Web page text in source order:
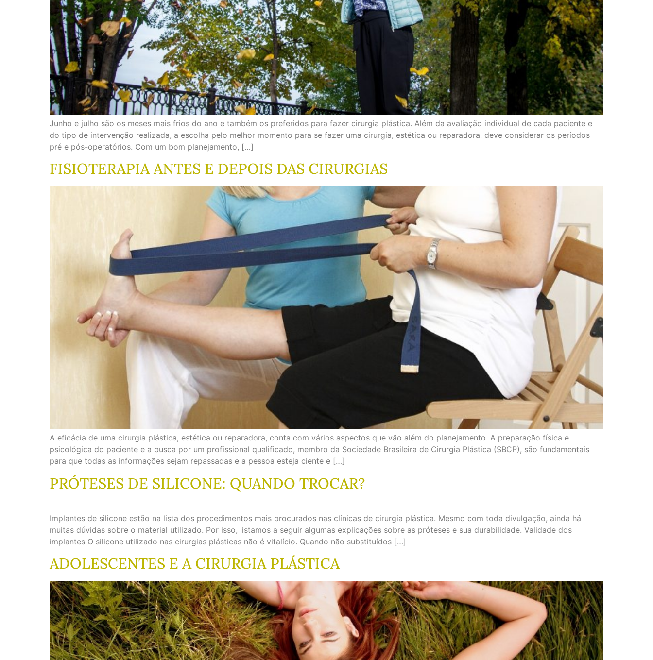
Junho e julho são os meses mais frios do ano e também os preferidos para fazer cirurgia plástica. Além da avaliação individual de cada paciente e
do tipo de intervenção realizada, a escolha pelo melhor momento para se fazer uma cirurgia, estética ou reparadora, deve considerar os períodos
pré e pós-operatórios. Com um bom planejamento, […]
FISIOTERAPIA ANTES E DEPOIS DAS CIRURGIAS
A eficácia de uma cirurgia plástica, estética ou reparadora, conta com vários aspectos que vão além do planejamento. A preparação física e
psicológica do paciente e a busca por um profissional qualificado, membro da Sociedade Brasileira de Cirurgia Plástica (SBCP), são fundamentais
para que todas as informações sejam repassadas e a pessoa esteja ciente e […]
PRÓTESES DE SILICONE: QUANDO TROCAR?
Implantes de silicone estão na lista dos procedimentos mais procurados nas clínicas de cirurgia plástica. Mesmo com toda divulgação, ainda há
muitas dúvidas sobre o material utilizado. Por isso, listamos a seguir algumas explicações sobre as próteses e sua durabilidade. Validade dos
implantes O silicone utilizado nas cirurgias plásticas não é vitalício. Quando não substituídos […]
ADOLESCENTES E A CIRURGIA PLÁSTICA